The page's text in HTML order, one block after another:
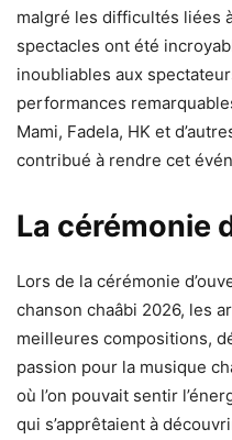
malgré les difficultés liées
spectacles ont été
inoubliables aux
performances
Mami, Fadela, HK et
contribué à rendre cet
La cérémonie
Lors de la cérémonie
chanson chaâbi 2026, les
meilleures compositions,
passion pour la musique
où l’on pouvait sentir
qui s’apprêtaient à